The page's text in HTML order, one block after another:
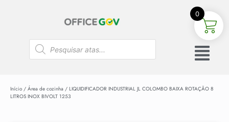
Início / Área de cozinha / LIQUIDIFICADOR INDUSTRIAL JL COLOMBO BAIXA ROTAÇÃO 8
LITROS INOX BIVOLT 1253
0